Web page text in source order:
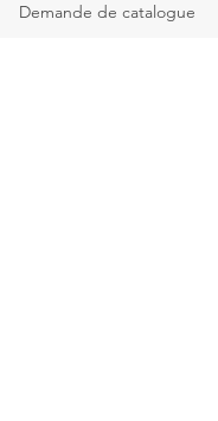
Demande de catalogue